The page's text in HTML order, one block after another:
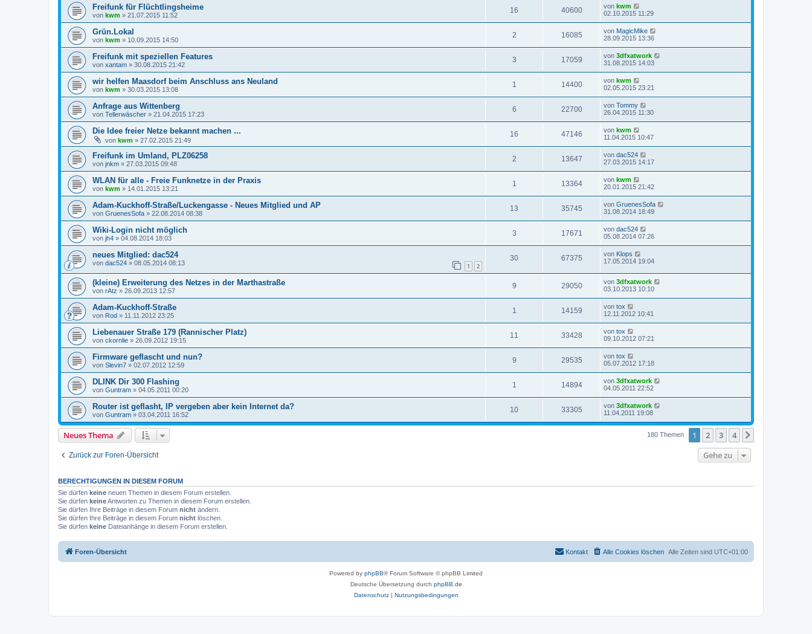
Freifunk für Flüchtlingsheime
von kwm » 21.07.2015 11:52
16 40600 von kwm
02.10.2015 11:29
Grün.Lokal
von kwm » 10.09.2015 14:50
2 16085 von MagicMike
28.09.2015 13:36
Freifunk mit speziellen Features
von xantam » 30.08.2015 21:42
3 17059 von 3dfxatwork
31.08.2015 14:03
wir helfen Maasdorf beim Anschluss ans Neuland
von kwm » 30.03.2015 13:08
1 14400 von kwm
02.05.2015 23:21
Anfrage aus Wittenberg
von Tellerwäscher » 21.04.2015 17:23
6 22700 von Tommy
26.04.2015 11:30
Die Idee freier Netze bekannt machen ...
von kwm » 27.02.2015 21:49
16 47146 von kwm
11.04.2015 10:47
Freifunk im Umland, PLZ06258
von jnkm » 27.03.2015 09:48
2 13647 von dac524
27.03.2015 14:17
WLAN für alle - Freie Funknetze in der Praxis
von kwm » 14.01.2015 13:21
1 13364 von kwm
20.01.2015 21:42
Adam-Kuckhoff-Straße/Luckengasse - Neues Mitglied und AP
von GruenesSofa » 22.08.2014 08:38
13 35745 von GruenesSofa
31.08.2014 18:49
Wiki-Login nicht möglich
von jh4 » 04.08.2014 18:03
3 17671 von dac524
05.08.2014 07:26
neues Mitglied: dac524
von dac524 » 08.05.2014 08:13 1 2
30 67375 von Klops
17.05.2014 19:04
(kleine) Erweiterung des Netzes in der Marthastraße
von rAtz » 26.09.2013 12:57
9 29050 von 3dfxatwork
03.10.2013 10:10
Adam-Kuckhoff-Straße
von Rod » 11.11.2012 23:25
1 14159 von tox
12.11.2012 10:41
Liebenauer Straße 179 (Rannischer Platz)
von ckornlie » 26.09.2012 19:15
11 33428 von tox
09.10.2012 07:21
Firmware geflascht und nun?
von Slevin7 » 02.07.2012 12:59
9 29535 von tox
05.07.2012 17:18
DLINK Dir 300 Flashing
von Guntram » 04.05.2011 00:20
1 14894 von 3dfxatwork
04.05.2011 22:52
Router ist geflasht, IP vergeben aber kein Internet da?
von Guntram » 03.04.2011 16:52
10 33305 von 3dfxatwork
11.04.2011 19:08
Neues Thema 180 Themen 1 2 3 4
Zurück zur Foren-Übersicht Gehe zu
BERECHTIGUNGEN IN DIESEM FORUM
Sie dürfen keine neuen Themen in diesem Forum erstellen.
Sie dürfen keineAntworten zu Themen in diesem Forum erstellen.
Sie dürfen Ihre Beiträge in diesem Forum nicht ändern.
Sie dürfen Ihre Beiträge in diesem Forum nicht löschen.
Sie dürfen keine Dateianhänge in diesem Forum erstellen.
Foren-Übersicht Alle Zeiten sind UTC+01:00
Alle Cookies löschen
Kontakt
Powered by phpBB® Forum Software © phpBB Limited
Deutsche Übersetzung durch phpBB.de
Datenschutz| Nutzungsbedingungen